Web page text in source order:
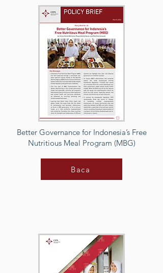
Better Governance for Indonesia’s Free
Nutritious Meal Program (MBG)
Baca